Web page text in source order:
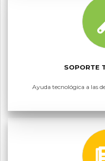
SOPORTE
Ayuda tecnológica a las